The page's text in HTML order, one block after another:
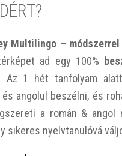
Multilingo – módszerrel
ad egy 100%
Az 1 hét tanfolyam
angolul beszélni, és
a román & angol
sikeres nyelvtanulóvá